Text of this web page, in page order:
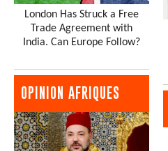
London Has Struck a Free
Trade Agreement with
India. Can Europe Follow?
OPINION AFRIQUES